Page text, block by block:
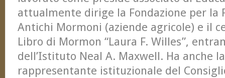
attualmente dirige la Fondazione per la
Antichi Mormoni (aziende agricole) e il
Libro di Mormon “Laura F. Willes”,
dell’Istituto Neal A. Maxwell. Ha anche
rappresentante istituzionale del